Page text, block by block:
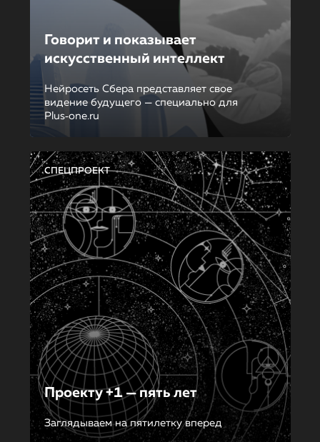
Говорит и показывает
искусственный интеллект
Нейросеть Сбера представляет свое
видение будущего — специально для
Plus‑one.ru
СПЕЦПРОЕКТ
Проекту +1 — пять лет
Заглядываем на пятилетку вперед